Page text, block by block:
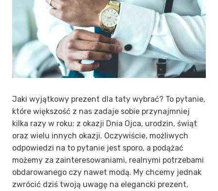
Jaki wyjątkowy prezent dla taty wybrać? To pytanie,
które większość z nas zadaje sobie przynajmniej
kilka razy w roku: z okazji Dnia Ojca, urodzin, świąt
oraz wielu innych okazji. Oczywiście, możliwych
odpowiedzi na to pytanie jest sporo, a podążać
możemy za zainteresowaniami, realnymi potrzebami
obdarowanego czy nawet modą. My chcemy jednak
zwrócić dziś twoją uwagę na elegancki prezent,